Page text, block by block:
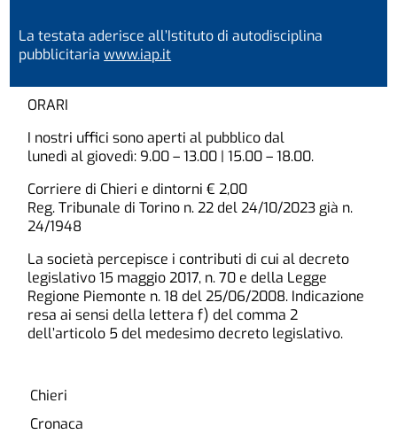
La testata aderisce all’Istituto di autodisciplina
pubblicitariawww.iap.it
ORARI
I nostri uffici sono aperti al pubblico dal
lunedì al giovedì: 9.00 – 13.00 | 15.00 – 18.00.
Corriere di Chieri e dintorni € 2,00
Reg. Tribunale di Torino n. 22 del 24/10/2023 già n.
24/1948
La società percepisce i contributi di cui al decreto
legislativo 15 maggio 2017, n. 70 e della Legge
Regione Piemonte n. 18 del 25/06/2008. Indicazione
resa ai sensi della lettera f) del comma 2
dell’articolo 5 del medesimo decreto legislativo.
Chieri
Cronaca